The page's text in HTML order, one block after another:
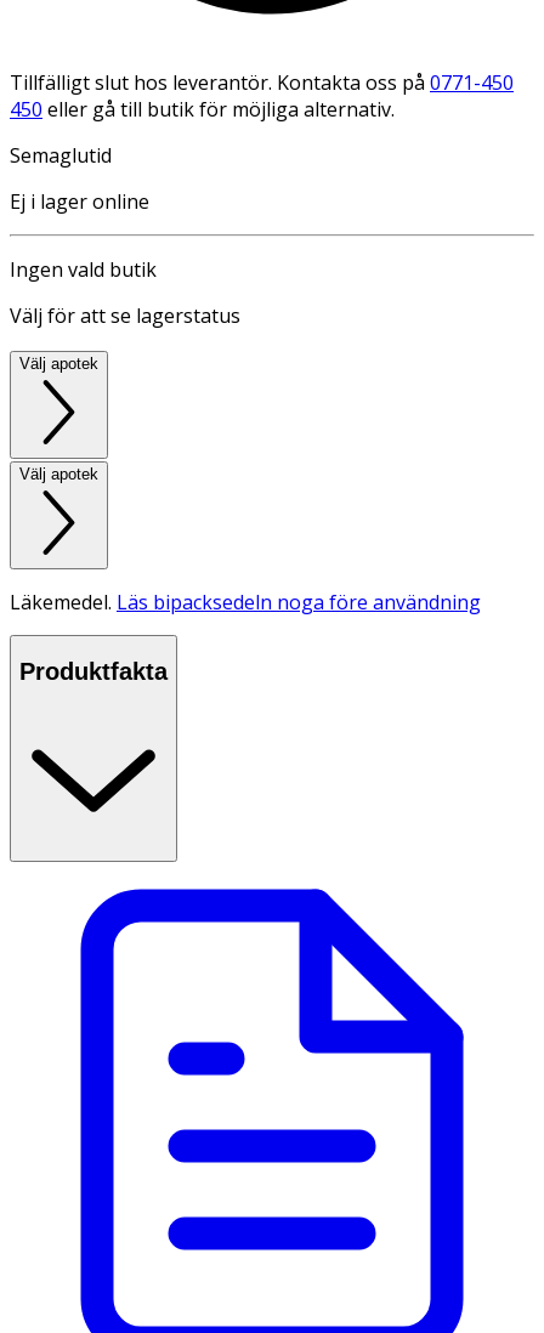
Tillfälligt slut hos leverantör. Kontakta oss på 0771-450
450 eller gå till butik för möjliga alternativ.
Semaglutid
Ej i lager online
Ingen vald butik
Välj för att se lagerstatus
Välj apotek
Välj apotek
Läkemedel. Läs bipacksedeln noga före användning
Produktfakta